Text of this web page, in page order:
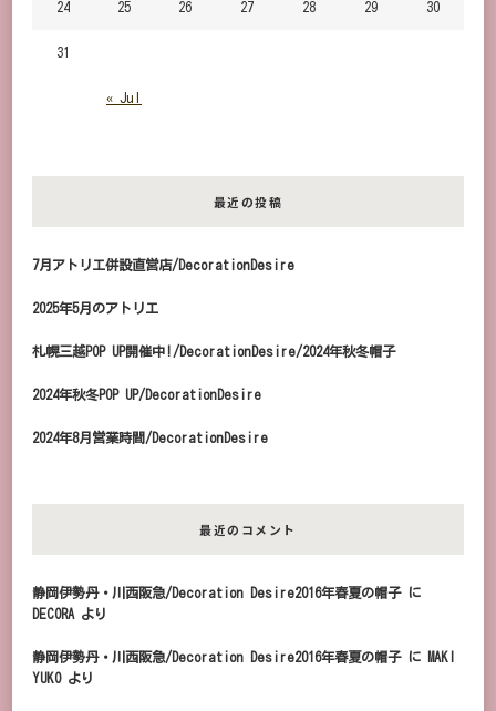
« Jul
24 25 26 27 28 29 30
31
最近の投稿
7月アトリエ併設直営店/DecorationDesire
2025年5月のアトリエ
札幌三越POP UP開催中!/DecorationDesire/2024年秋冬帽子
2024年秋冬POP UP/DecorationDesire
2024年8月営業時間/DecorationDesire
最近のコメント
静岡伊勢丹・川西阪急/Decoration Desire2016年春夏の帽子に
DECORA より
静岡伊勢丹・川西阪急/Decoration Desire2016年春夏の帽子に
MAKI
YUKOより